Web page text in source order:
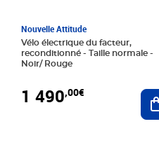
Nouvelle Attitude
Vélo électrique du facteur,
reconditionné - Taille normale -
Noir/ Rouge
1 490,00€